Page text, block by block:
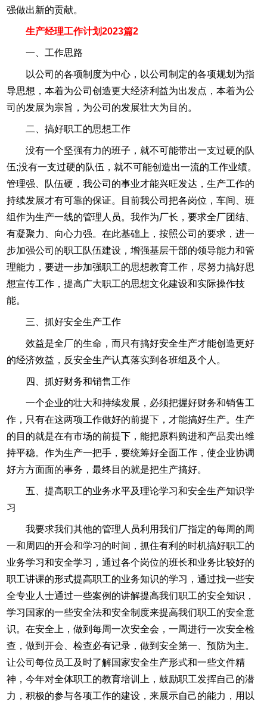
强做出新的贡献。
生产经理工作计划2023篇2
一、工作思路
以公司的各项制度为中心，以公司制定的各项规划为指
导思想，本着为公司创造更大经济利益为出发点，本着为公
司的发展为宗旨，为公司的发展壮大为目的。
二、搞好职工的思想工作
没有一个坚强有力的班子，就不可能带出一支过硬的队
伍;没有一支过硬的队伍，就不可能创造出一流的工作业绩。
管理强、队伍硬，我公司的事业才能兴旺发达，生产工作的
持续发展才有可靠的保证。目前我公司把各岗位，车间、班
组作为生产一线的管理人员。我作为厂长，要求全厂团结、
有凝聚力、向心力强。在此基础上，按照公司的要求，进一
步加强公司的职工队伍建设，增强基层干部的领导能力和管
理能力，要进一步加强职工的思想教育工作，尽努力搞好思
想宣传工作，提高广大职工的思想文化建设和实际操作技
能。
三、抓好安全生产工作
效益是全厂的生命，而只有搞好安全生产才能创造更好
的经济效益，反安全生产认真落实到各班组及个人。
四、抓好财务和销售工作
一个企业的壮大和持续发展，必须把握好财务和销售工
作，只有在这两项工作做好的前提下，才能搞好生产。生产
的目的就是在有市场的前提下，能把原料购进和产品卖出维
持平稳。作为生产一把手，要统筹好全面工作，使企业协调
好方方面面的事务，最终目的就是把生产搞好。
五、提高职工的业务水平及理论学习和安全生产知识学
习
我要求我们其他的管理人员利用我们厂指定的每周的周
一和周四的开会和学习的时间，抓住有利的时机搞好职工的
业务学习和安全学习，通过各个岗位的班长和业务比较好的
职工讲课的形式提高职工的业务知识的学习，通过找一些安
全专业人士通过一些案例的讲解提高我们职工的安全知识，
学习国家的一些安全法和安全制度来提高我们职工的安全意
识。在安全上，做到每周一次安全会，一周进行一次安全检
查，做到开会、检查必有记录，做到安全第一、预防为主。
让公司每位员工及时了解国家安全生产形式和一些文件精
神，今年对全体职工的教育培训上，鼓励职工发挥自己的潜
力，积极的参与各项工作的建设，来展示自己的能力，用以